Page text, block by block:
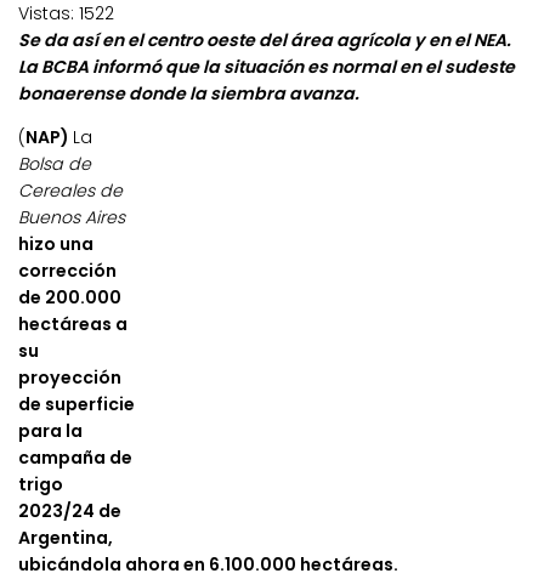
Vistas: 1522
Se da así en el centro oeste del área agrícola y en el NEA.
La BCBA informó que la situación es normal en el sudeste
bonaerense donde la siembra avanza.
(NAP) La
Bolsa de
Cereales de
Buenos Aires
hizo una
corrección
de 200.000
hectáreas a
su
proyección
de superficie
para la
campaña de
trigo
2023/24 de
Argentina,
ubicándola ahora en 6.100.000 hectáreas.